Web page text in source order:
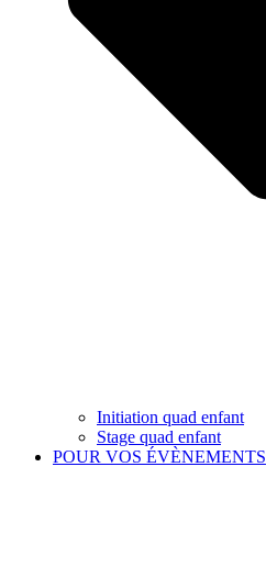
Initiation quad enfant
Stage quad enfant
POUR VOS ÉVÈNEMENTS